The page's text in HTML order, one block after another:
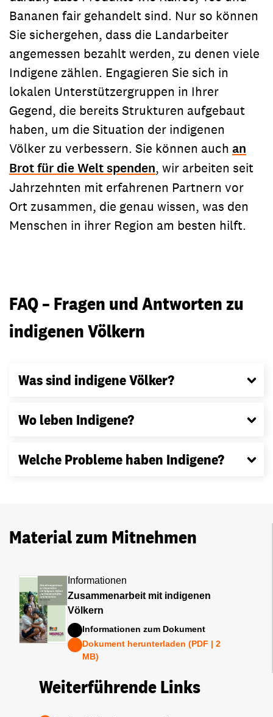
Bananen fair gehandelt sind. Nur so können
Sie sichergehen, dass die Landarbeiter
angemessen bezahlt werden, zu denen viele
Indigene zählen. Engagieren Sie sich in
lokalen Unterstützergruppen in Ihrer
Gegend, die bereits Strukturen aufgebaut
haben, um die Situation der indigenen
Völker zu verbessern. Sie können auch an
Brot für die Welt spenden, wir arbeiten seit
Jahrzehnten mit erfahrenen Partnern vor
Ort zusammen, die genau wissen, was den
Menschen in ihrer Region am besten hilft.
FAQ – Fragen und Antworten zu
indigenen Völkern
Was sind indigene Völker?
Wo leben Indigene?
Welche Probleme haben Indigene?
Material zum Mitnehmen
Informationen
Zusammenarbeit mit indigenen
Völkern
Informationen zum Dokument
Dokument herunterladen (PDF | 2
MB)
Weiterführende Links